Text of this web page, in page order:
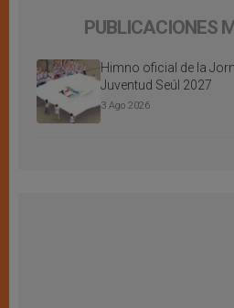
PUBLICACIONES
Himno oficial de la
Juventud Seúl 2027
3 Ago 2026